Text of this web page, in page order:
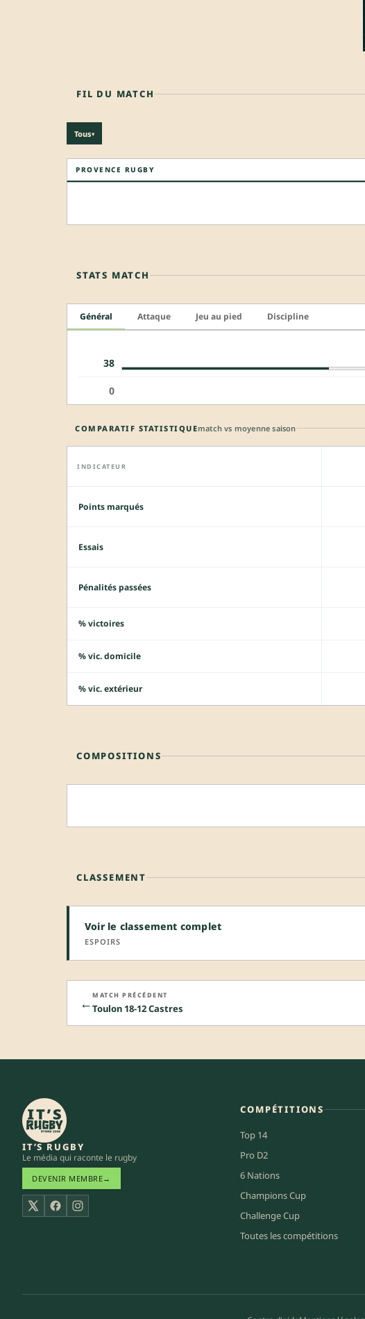
FIL DU MATCH
Tous▾
PROVENCE RUGBY
STATS MATCH
Général Attaque Jeu au pied Discipline
38
0
COMPARATIF STATISTIQUEmatch vs moyenne saison
INDICATEUR
Points marqués
Essais
Pénalités passées
% victoires
% vic. domicile
% vic. extérieur
COMPOSITIONS
CLASSEMENT
Voir le classement complet
ESPOIRS
← MATCH PRÉCÉDENT
Toulon 18-12 Castres
IT’S RUGBY
Le média qui raconte le rugby
DEVENIR MEMBRE→
X FacebookInstagram
COMPÉTITIONS
Top 14
Pro D2
6 Nations
Champions Cup
Challenge Cup
Toutes les compétitions